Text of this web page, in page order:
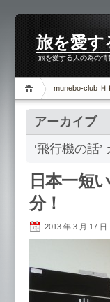
旅を愛す
旅を愛する人の為の情
munebo-club Ｈ
アーカイブ
‘飛行機の話
日本一短
分！
2013 年 3 月 17 日